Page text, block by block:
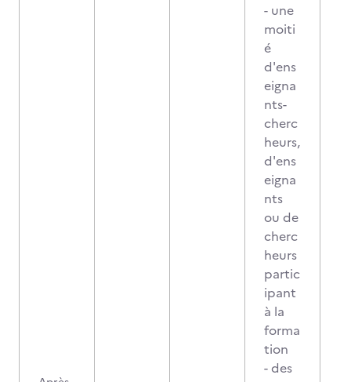
- une
moiti
é
d'ens
eigna
nts-
cherc
heurs,
d'ens
eigna
nts
ou de
cherc
heurs
partic
ipant
à la
forma
tion
- des